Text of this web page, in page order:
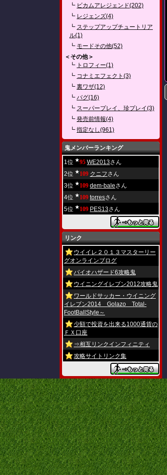
┗ ビカムアレジェンド(202)
┗ レジェンズ(4)
┗ ステップアップチュートリア
ル(1)
┗ モードその他(52)
＜その他＞
┗ トロフィー(1)
┗ コナミエフェクト(3)
┗ 裏ワザ(12)
┗ バグ(16)
┗ スーパープレイ、珍プレイ(3)
┗ 発売前情報(4)
┗ 指定なし(961)
鬼メンバーランキング
1位 ★95 WE2013さん
2位 ★109 クニフさん
3位 ★109 dem-baleさん
4位 ★109 torresさん
5位 ★109 PES13さん
リンク
ウイイレ２０１３マスターリー
グオンラインブログ
バイオハザード6攻略鬼
ウイニングイレブン2012攻略鬼
ワールドサッカー・ウイニング
イレブン2014 Golazo Total-
FootBallStyle～
少額で投資を出来る1000通貨の
ＦＸ口座
⇒相互リンクインフィニティ
攻略サイトリンク集